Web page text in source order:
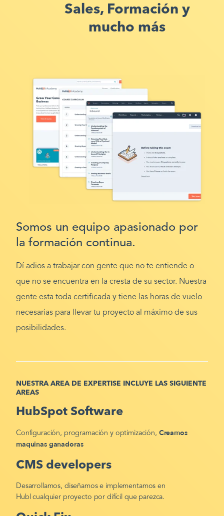
Sales, Formación y
mucho más
Somos un equipo apasionado por
la formación continua.
Dí adios a trabajar con gente que no te entiende o
que no se encuentra en la cresta de su sector. Nuestra
gente esta toda certificada y tiene las horas de vuelo
necesarias para llevar tu proyecto al máximo de sus
posibilidades.
NUESTRA AREA DE EXPERTISE INCLUYE LAS SIGUIENTE
AREAS
HubSpot Software
Configuración, programación y optimización, Creamos
maquinas ganadoras
CMS developers
Desarrollamos, diseñamos e implementamos en
Hubl cualquier proyecto por difícil que parezca.